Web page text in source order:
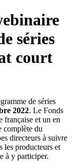
séries
court
de séries
2022. Le Fonds
française et un en
complète du
directeurs à suivre
les producteurs et
à y participer.